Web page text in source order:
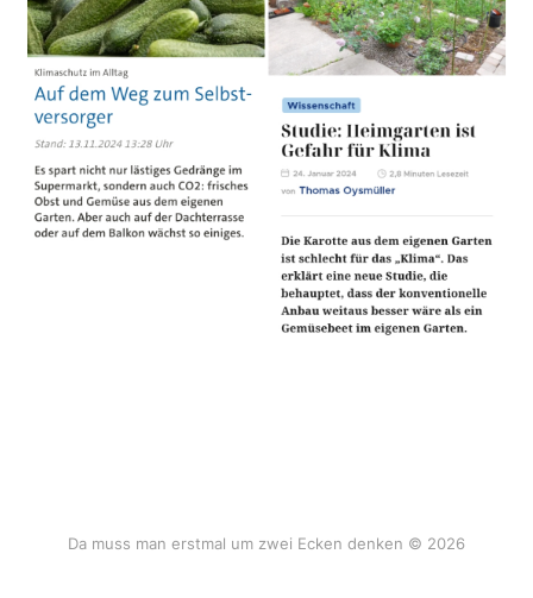
Da muss man erstmal um zwei Ecken denken © 2026